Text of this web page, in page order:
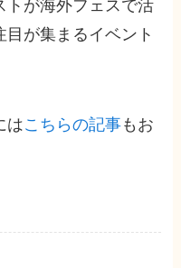
トが海外フェスで活
が集まるイベント
はこちらの記事もお